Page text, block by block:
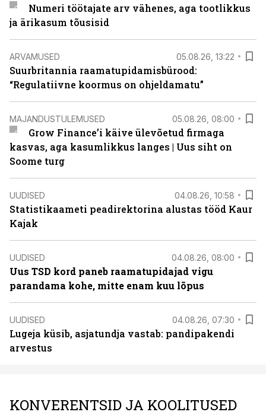
Numeri töötajate arv vähenes, aga tootlikkus
ja ärikasum tõusisid
ARVAMUSED 05.08.26, 13:22
Suurbritannia raamatupidamisbürood:
“Regulatiivne koormus on ohjeldamatu”
MAJANDUSTULEMUSED 05.08.26, 08:00
Grow Finance’i käive ülevõetud firmaga
kasvas, aga kasumlikkus langes | Uus siht on
Soome turg
UUDISED 04.08.26, 10:58
Statistikaameti peadirektorina alustas tööd Kaur
Kajak
UUDISED 04.08.26, 08:00
Uus TSD kord paneb raamatupidajad vigu
parandama kohe, mitte enam kuu lõpus
UUDISED 04.08.26, 07:30
Lugeja küsib, asjatundja vastab: pandipakendi
arvestus
KONVERENTSID JA KOOLITUSED